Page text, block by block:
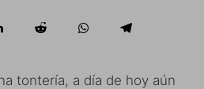
tontería, a día de hoy aún